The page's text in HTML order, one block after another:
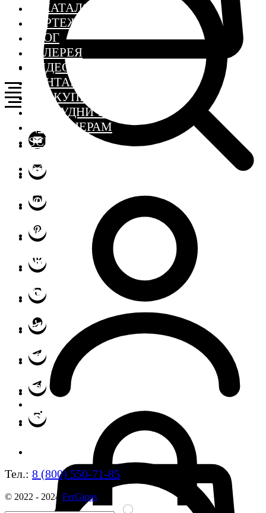
≣ КАТАЛОГ
ЧЕРТЕЖИ
БЛОГ
ГАЛЕРЕЯ
ВИДЕО
КОНТАКТЫ
ГДЕ КУПИТЬ
СОТРУДНИЧЕСТВО
ДИЗАЙНЕРАМ
SCHOOL
Тел.: 8 (800) 550-71-85
© 2022 - 2024 FerGipps